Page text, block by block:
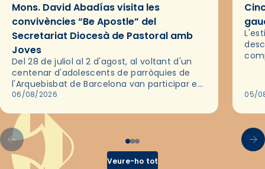
Mons. David Abadías visita les
convivències “Be Apostle” del
Secretariat Diocesà de Pastoral amb
Joves
Del 28 de juliol al 2 d'agost, al voltant d'un
centenar d'adolescents de parròquies de
l'Arquebisbat de Barcelona van participar en
les convivències Be Apostle, organitzades
06/08/2026 05/
Veure-ho tot